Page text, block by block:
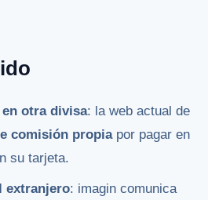
otra divisa: la web actual de
comisión propiapor pagar en
su tarjeta.
extranjero: imagin comunica